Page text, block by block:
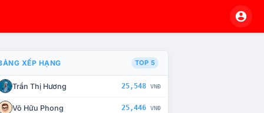
CHẾ TÀI XỬ LÝ VI PHẠM
XẾP HẠNG TOP 5
Trần Thị Hương 25,548 VNĐ
Võ Hữu Phong 25,446 VNĐ